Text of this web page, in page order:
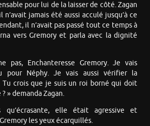
pour lui de la laisser de côté. Zagan
n’avait jamais été aussi acculé jusqu’à ce
il n’avait pas passé tout ce temps à
vers Gremory et parla avec la dignité
pas, Enchanteresse Gremory. Je vais
pour Néphy. Je vais aussi vérifier la
Tu crois que je suis un roi borné qui doit
» demanda Zagan.
elle était agressive et
les yeux écarquillés.